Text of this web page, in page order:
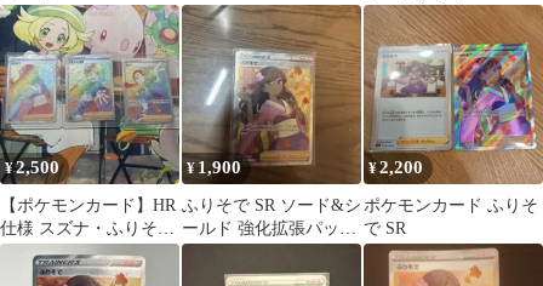
082/068 SR
¥2,500
【ポケモンカード】HR
仕様 スズナ・ふりそ
で・ナタネの活気セッ
¥ 1,900
ふりそで SR ソード&シ
ールド 強化拡張パック
白熱のアルカナ キラ
¥2,200
ポケモンカード ふりそ
で SR